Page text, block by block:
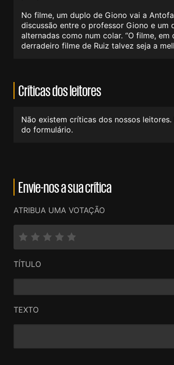
No filme, um duplo de Giono vai a
discussão entre o professor Giono e um
alternadas como num colar. “O filme,
derradeiro filme de Ruiz talvez seja a
Críticas dos leitores
Não existem críticas dos nossos
do formulário.
Envie-nos a sua crítica
ATRIBUA UMA VOTAÇÃO
TÍTULO
TEXTO